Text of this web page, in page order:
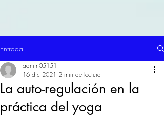
Entrada
La auto-regulación en la
práctica del yoga
admin05151
16 dic 2021 2 min de lectura